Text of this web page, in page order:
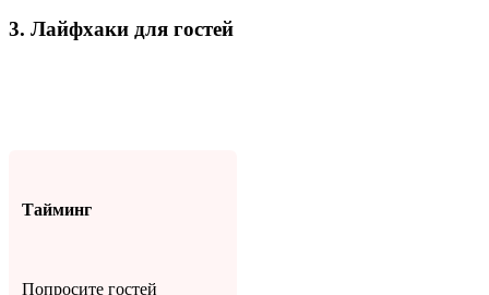
3. Лайфхаки для гостей
Тайминг
Попросите гостей